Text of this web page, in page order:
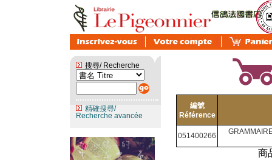
搜尋/ Recherche
精確搜尋/
Recherche avancée
編號
Référence
051400266
商